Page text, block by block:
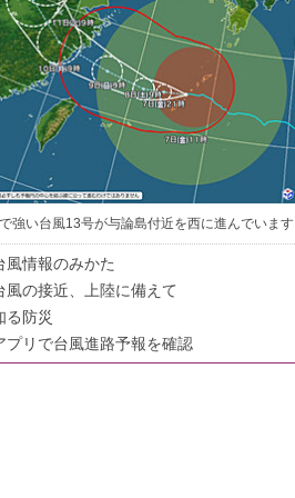
強い台風13号が与論島付近を西に進んでいます
風情報のみかた
風の接近、上陸に備えて
る防災
プリで台風進路予報を確認